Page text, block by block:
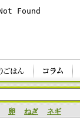
卵 ねぎ ネギ